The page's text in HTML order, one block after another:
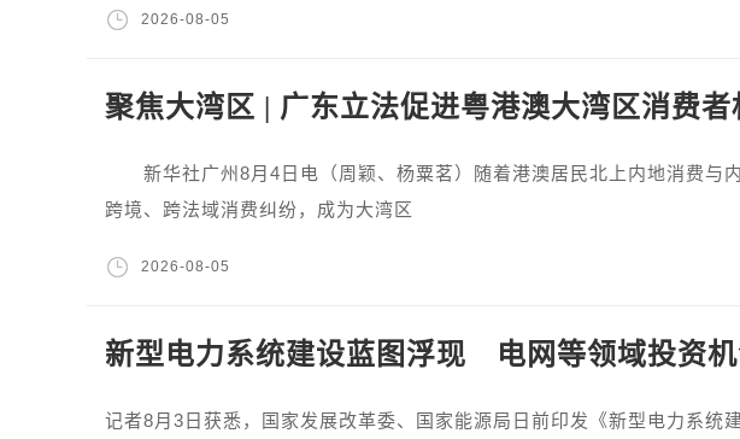
2026-08-05
聚焦大湾区 | 广东立法促进粤港澳大湾区消费者
新华社广州8月4日电（周颖、杨粟茗）随着港澳居民北上内地消费与
跨境、跨法域消费纠纷，成为大湾区
2026-08-05
新型电力系统建设蓝图浮现 电网等领域投资
记者8月3日获悉，国家发展改革委、国家能源局日前印发《新型电力系统